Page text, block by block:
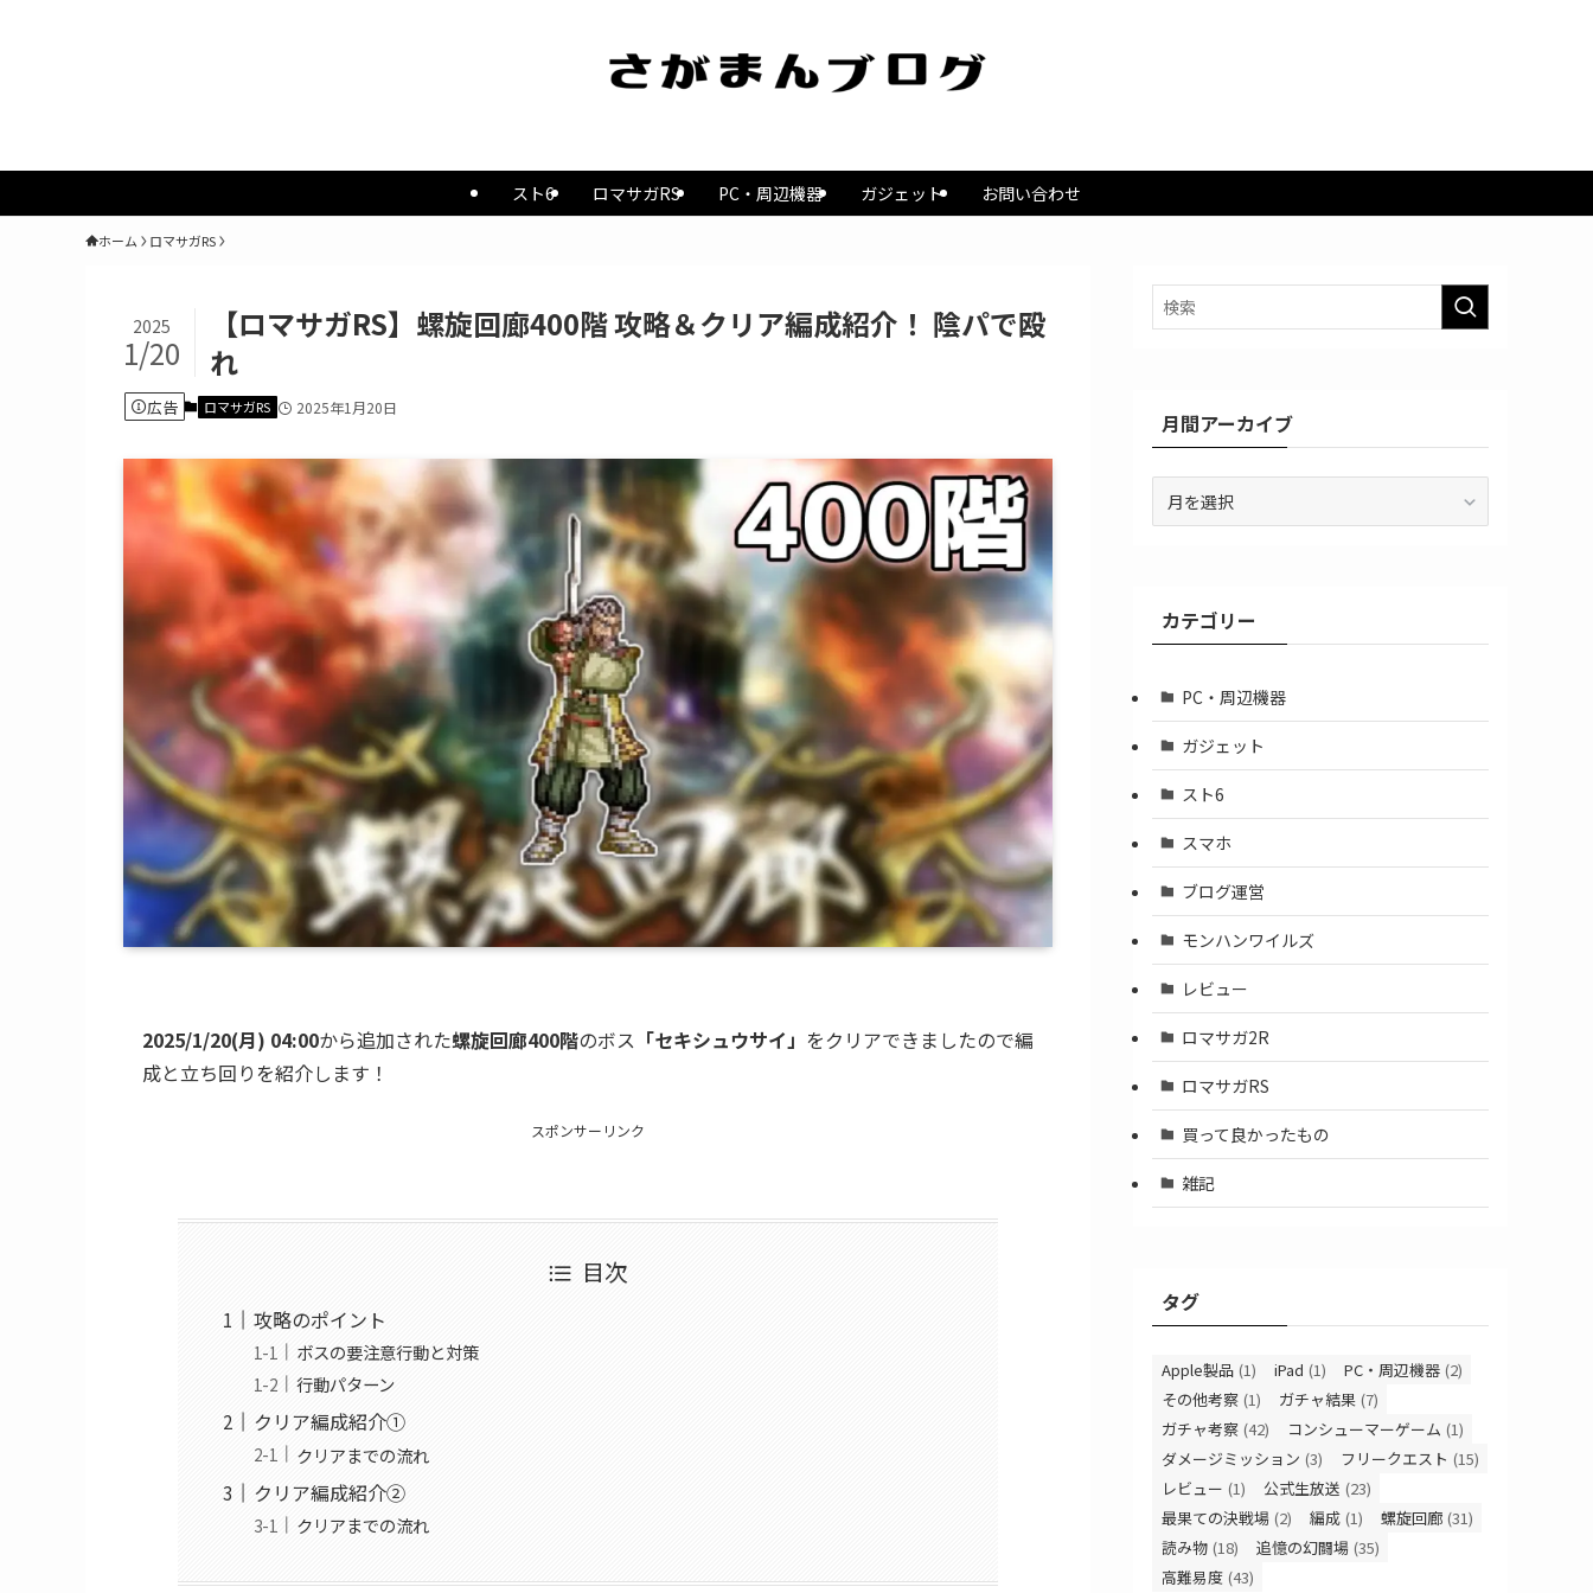
スト6 ロマサガRS PC・周辺機器 ガジェット お問い合わせ
ホーム ロマサガRS
【ロマサガRS】螺旋回廊400階 攻略＆クリア編成紹介！ 陰パで殴
れ
2025
1/20
広告 ロマサガRS 2025年1月20日
2025/1/20(月) 04:00から追加された螺旋回廊400階のボス 「セキシュウサイ」 をクリアできましたので編
成と立ち回りを紹介します！
スポンサーリンク
月間アーカイブ
イ
ブ
カテゴリー
PC・周辺機器
ガジェット
スト6
スマホ
ブログ運営
モンハンワイルズ
レビュー
ロマサガ2R
ロマサガRS
買って良かったもの
雑記
タグ
Apple製品 (1) iPad (1) PC・周辺機器 (2)
その他考察 (1) ガチャ結果 (7)
ガチャ考察 (42) コンシューマーゲーム (1)
ダメージミッション (3) フリークエスト (15)
レビュー (1) 公式生放送 (23)
最果ての決戦場 (2) 編成 (1) 螺旋回廊 (31)
読み物 (18) 追憶の幻闘場 (35)
高難易度 (43)